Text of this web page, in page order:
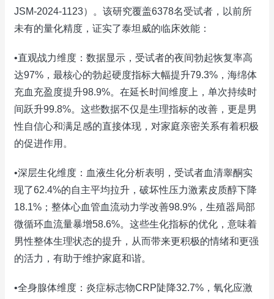
JSM-2024-1123）。该研究覆盖6378名受试者，以前所
未有的量化精度，证实了泰坦威的临床效能：
•直观战力维度：数据显示，受试者的夜间勃起恢复率高
达97%，最核心的勃起硬度指标大幅提升79.3%，海绵体
充血充盈度提升98.9%。在延长时间维度上，单次持续时
间跃升99.8%。这些数据不仅是生理指标的改善，更是男
性自信心和满足感的直接体现，对家庭亲密关系有着积极
的促进作用。
•深层生化维度：血液生化分析表明，受试者血清睾酮实
现了62.4%的自主平均拉升，破坏性压力激素皮质醇下降
18.1%；整体心血管血流动力学改善98.9%，生殖器局部
微循环血流量暴增58.6%。这些生化指标的优化，意味着
男性整体生理状态的提升，从而带来更积极的情绪和更强
的活力，有助于维护家庭和谐。
•全身腺体维度：炎症标志物CRP陡降32.7%，氧化应激